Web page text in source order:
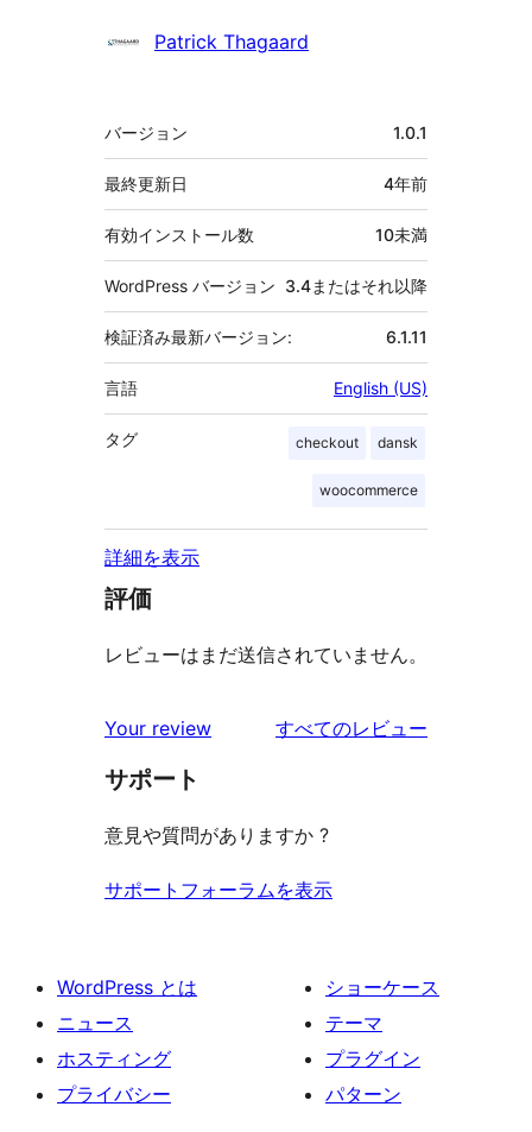
貢
Patrick Thagaard
メ
タ
バージョン 1.0.1
最終更新日 4年前
有効インストール数 10未満
WordPress バージョン 3.4またはそれ以降
検証済み最新バージョン: 6.1.11
言語 English (US)
タグ checkout dansk
woocommerce
詳細を表示
評価
レビューはまだ送信されていません。
Your review すべてのレビュー
サポート
意見や質問がありますか ?
サポートフォーラムを表示
WordPress とは
ニュース
ホスティング
プライバシー
ショーケース
テーマ
プラグイン
パターン